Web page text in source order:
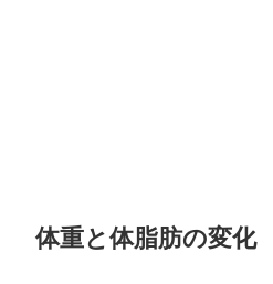
体重と体脂肪の変化